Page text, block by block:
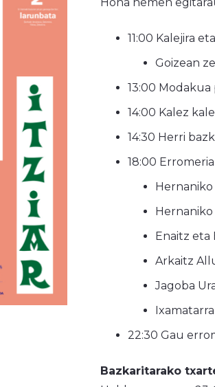
11:00 Kalejira
Goizean
13:00 Modakua
14:00 Kalez
14:30 Herri
18:00
Enaitz eta
Arkaitz
Jagoba
22:30 Gau
Bazkaritarako